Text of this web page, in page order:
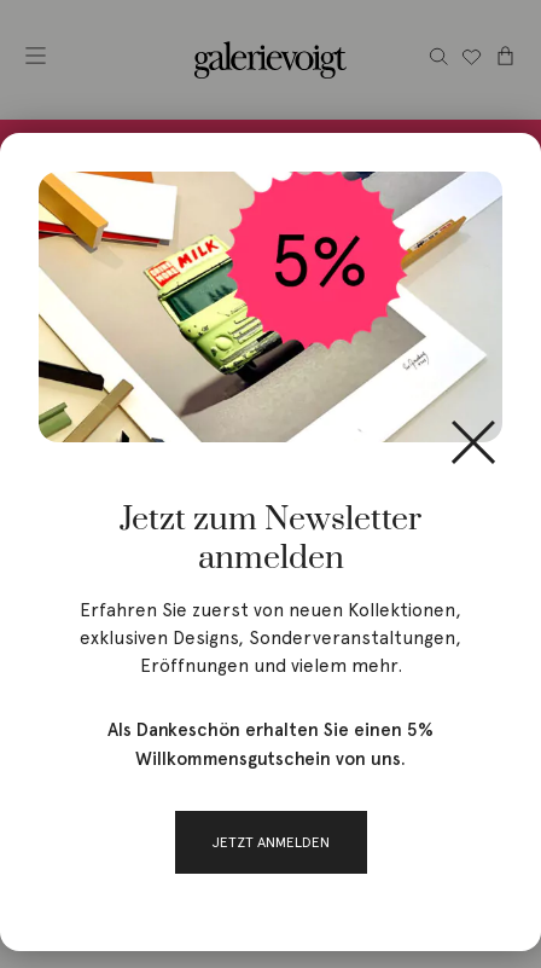
Versandfertig! 5% Bei Newsletteranmeldung.
Stories
Jetzt zum Newsletter
anmelden
Erfahren Sie zuerst von neuen Kollektionen,
exklusiven Designs, Sonderveranstaltungen,
Eröffnungen und vielem mehr.
Als Dankeschön erhalten Sie einen 5%
Willkommensgutschein von uns.
JETZT ANMELDEN